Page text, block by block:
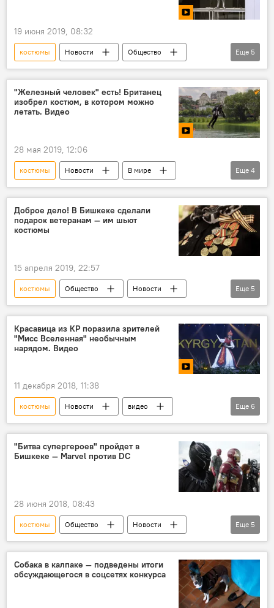
19 июня 2019, 08:32
костюмы Новости
Общество
В мире
видео
Мультимедиа
супергерой
изобретение
Еще 5
"Железный человек" есть! Британец
изобрел костюм, в котором можно
летать. Видео
28 мая 2019, 12:06
костюмы Новости
В мире
Общество
видео
Мультимедиа
полет
Еще 4
Доброе дело! В Бишкеке сделали
подарок ветеранам — им шьют
костюмы
15 апреля 2019, 22:57
костюмы Общество
Новости
Кыргызстан
Бишкек
подарок
Кыргызстан отмечает 74-летие Победы в ВОВ
ветеран
Еще 5
Красавица из КР поразила зрителей
"Мисс Вселенная" необычным
нарядом. Видео
11 декабря 2018, 11:38
костюмы Новости
видео
В мире
Культура
Мультимедиа
Бегимай Карыбекова
Мисс Вселенная
показ
наряды
Еще 6
"Битва супергероев" пройдет в
Бишкеке — Marvel против DC
28 июня 2018, 08:43
костюмы Общество
Новости
Кыргызстан
Культура
Бишкек
флешмоб
комиксы
Еще 5
Собака в калпаке — подведены итоги
обсуждающегося в соцсетях конкурса